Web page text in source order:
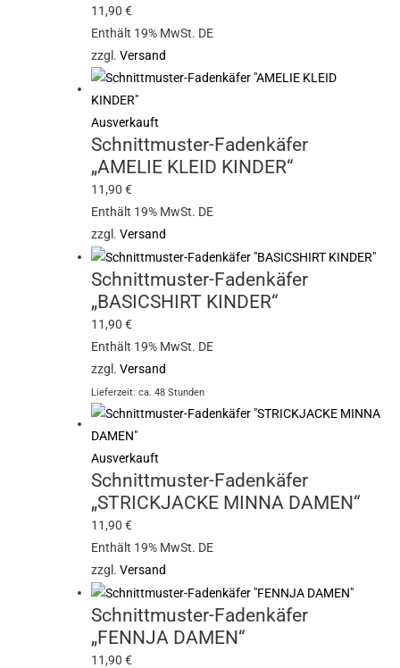
11,90€
Enthält 19% MwSt. DE
zzgl.Versand
Ausverkauft
Schnittmuster-Fadenkäfer
„AMELIE KLEID KINDER“
11,90€
Enthält 19% MwSt. DE
zzgl.Versand
Schnittmuster-Fadenkäfer
„BASICSHIRT KINDER“
11,90€
Enthält 19% MwSt. DE
zzgl.Versand
Lieferzeit: ca. 48 Stunden
Ausverkauft
Schnittmuster-Fadenkäfer
„STRICKJACKE MINNA DAMEN“
11,90€
Enthält 19% MwSt. DE
zzgl.Versand
Schnittmuster-Fadenkäfer
„FENNJA DAMEN“
11,90€